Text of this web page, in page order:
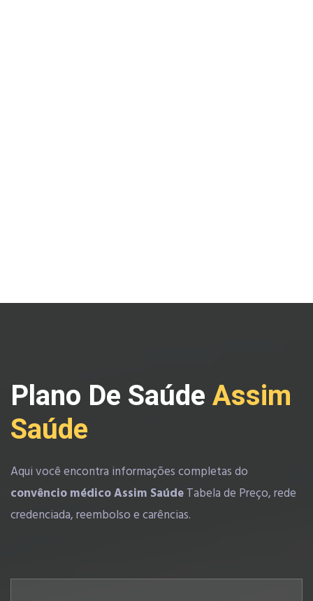
Plano De SaúdeAssim
Saúde
Aqui você encontra informações completas do
convêncio médico Assim Saúde Tabela de Preço, rede
credenciada, reembolso e carências.